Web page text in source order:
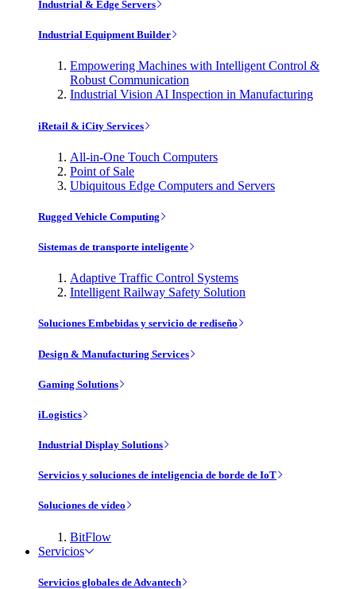
Industrial & Edge Servers
Industrial Equipment Builder
Empowering Machines with Intelligent Control &
Robust Communication
Industrial Vision AI Inspection in Manufacturing
iRetail & iCity Services
All-in-One Touch Computers
Point of Sale
Ubiquitous Edge Computers and Servers
Rugged Vehicle Computing
Sistemas de transporte inteligente
Adaptive Traffic Control Systems
Intelligent Railway Safety Solution
Soluciones Embebidas y servicio de rediseño
Design & Manufacturing Services
Gaming Solutions
iLogistics
Industrial Display Solutions
Servicios y soluciones de inteligencia de borde de IoT
Soluciones de vídeo
BitFlow
Servicios
Servicios globales de Advantech